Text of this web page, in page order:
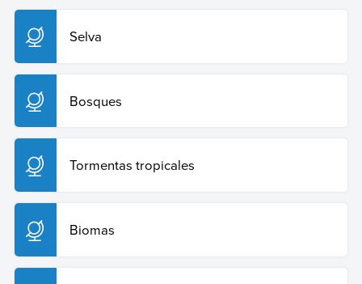
Selva
Bosques
Tormentas tropicales
Biomas